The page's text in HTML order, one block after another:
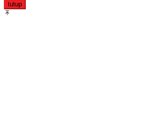
tutup